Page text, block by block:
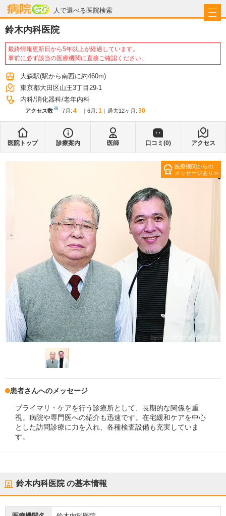
人で選べる医院検索
病院なび
鈴木内科医院
最終情報更新日から5年以上が経過しています。
事前に必ず該当の医療機関に直接ご確認ください。
大森駅(駅から南西に約460m)
東京都大田区山王3丁目29-1
内科 消化器科 老年内科
アクセス数※ 7月 : 4 6月 : 1 過去12ヶ月: 30
医院トップ 診療案内 医師 口コミ(0) アクセス
医療機関からの
メッセージあり
患者さんへのメッセージ
プライマリ・ケアを行う診療所として、長期的な関係を重
視。病院や専門医への紹介も迅速です。在宅緩和ケアを中心
とした訪問診療に力を入れ、各種検査設備も充実していま
す。
鈴木内科医院の基本情報